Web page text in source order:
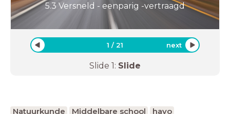
5.3 Versneld - eenparig -vertraagd
1 /21 next
Slide 1: Slide
Natuurkunde Middelbare school
havo